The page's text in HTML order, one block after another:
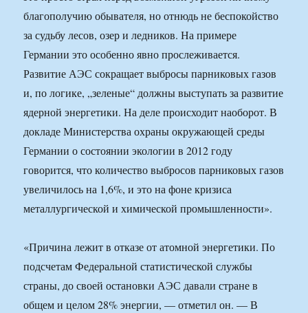
благополучию обывателя, но отнюдь не беспокойство
за судьбу лесов, озер и ледников. На примере
Германии это особенно явно прослеживается.
Развитие АЭС сокращает выбросы парниковых газов
и, по логике, „зеленые“ должны выступать за развитие
ядерной энергетики. На деле происходит наоборот. В
докладе Министерства охраны окружающей среды
Германии о состоянии экологии в 2012 году
говорится, что количество выбросов парниковых газов
увеличилось на 1,6%, и это на фоне кризиса
металлургической и химической промышленности».
«Причина лежит в отказе от атомной энергетики. По
подсчетам Федеральной статистической службы
страны, до своей остановки АЭС давали стране в
общем и целом 28% энергии, — отметил он. — В